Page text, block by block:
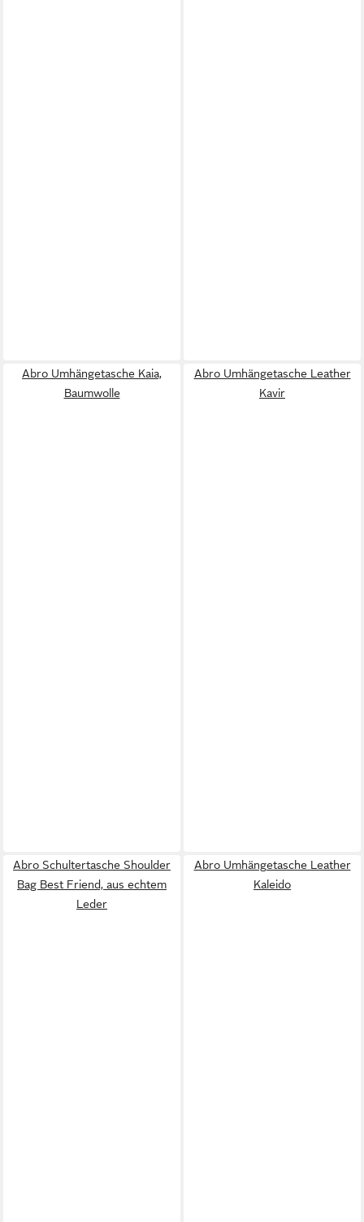
Abro Umhängetasche Kaia,
Baumwolle
Abro Umhängetasche Leather
Kavir
Abro Schultertasche Shoulder
Bag Best Friend, aus echtem
Leder
Abro Umhängetasche Leather
Kaleido